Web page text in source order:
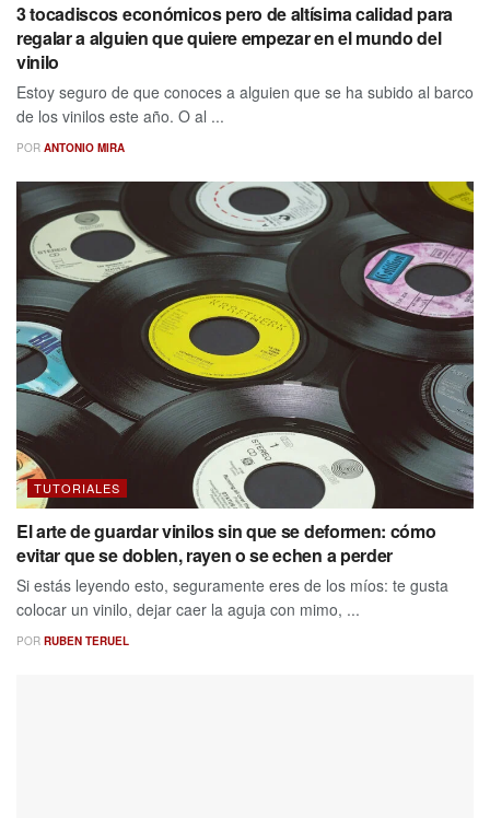
3 tocadiscos económicos pero de altísima calidad para
regalar a alguien que quiere empezar en el mundo del
vinilo
Estoy seguro de que conoces a alguien que se ha subido al barco
de los vinilos este año. O al ...
POR ANTONIO MIRA
TUTORIALES
El arte de guardar vinilos sin que se deformen: cómo
evitar que se doblen, rayen o se echen a perder
Si estás leyendo esto, seguramente eres de los míos: te gusta
colocar un vinilo, dejar caer la aguja con mimo, ...
POR RUBEN TERUEL